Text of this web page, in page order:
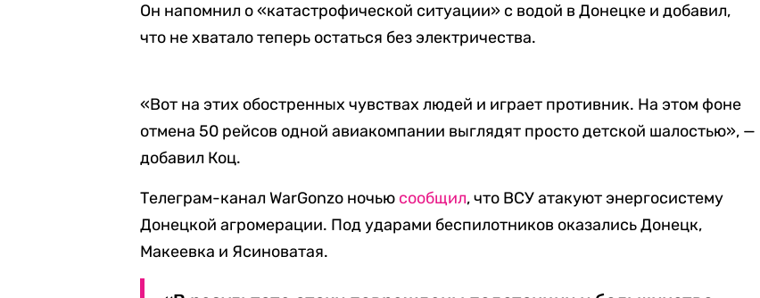
Он напомнил о «катастрофической ситуации» с водой в Донецке и добавил,
что не хватало теперь остаться без электричества.
«Вот на этих обостренных чувствах людей и играет противник. На этом фоне
отмена 50 рейсов одной авиакомпании выглядят просто детской шалостью», —
добавил Коц.
Телеграм-канал WarGonzo ночью сообщил, что ВСУ атакуют энергосистему
Донецкой агромерации. Под ударами беспилотников оказались Донецк,
Макеевка и Ясиноватая.